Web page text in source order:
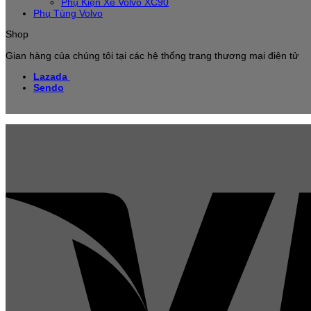
Phụ Tùng Volvo
Shop
Gian hàng của chúng tôi tại các hệ thống trang thương mại điện tử
Lazada
Sendo